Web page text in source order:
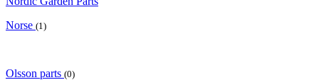
Norse (1)
Olsson parts (0)